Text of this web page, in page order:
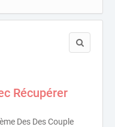
Récupérer
Des Des Couple